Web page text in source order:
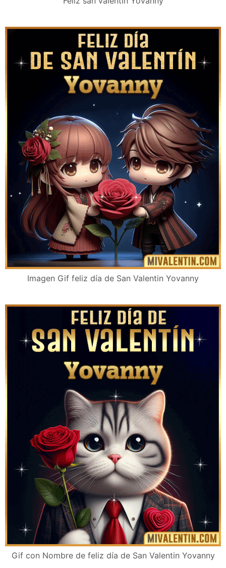
Imagen Gif feliz día de San Valentin Yovanny
Gif con Nombre de feliz día de San Valentin Yovanny